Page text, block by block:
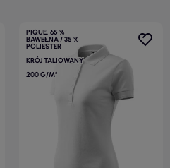
PIQUE, 65 %
BAWEŁNA / 35 %
POLIESTER
KRÓJ TALIOWANY
200 G/M²